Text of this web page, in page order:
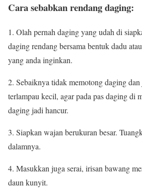
Cara sebabkan rendang daging:
1. Olah pernah daging yang udah di
daging rendang bersama bentuk dadu
yang anda inginkan.
2. Sebaiknya tidak memotong daging
terlampau kecil, agar pada pas daging di
daging jadi hancur.
3. Siapkan wajan berukuran besar.
dalamnya.
4. Masukkan juga serai, irisan bawang
daun kunyit.